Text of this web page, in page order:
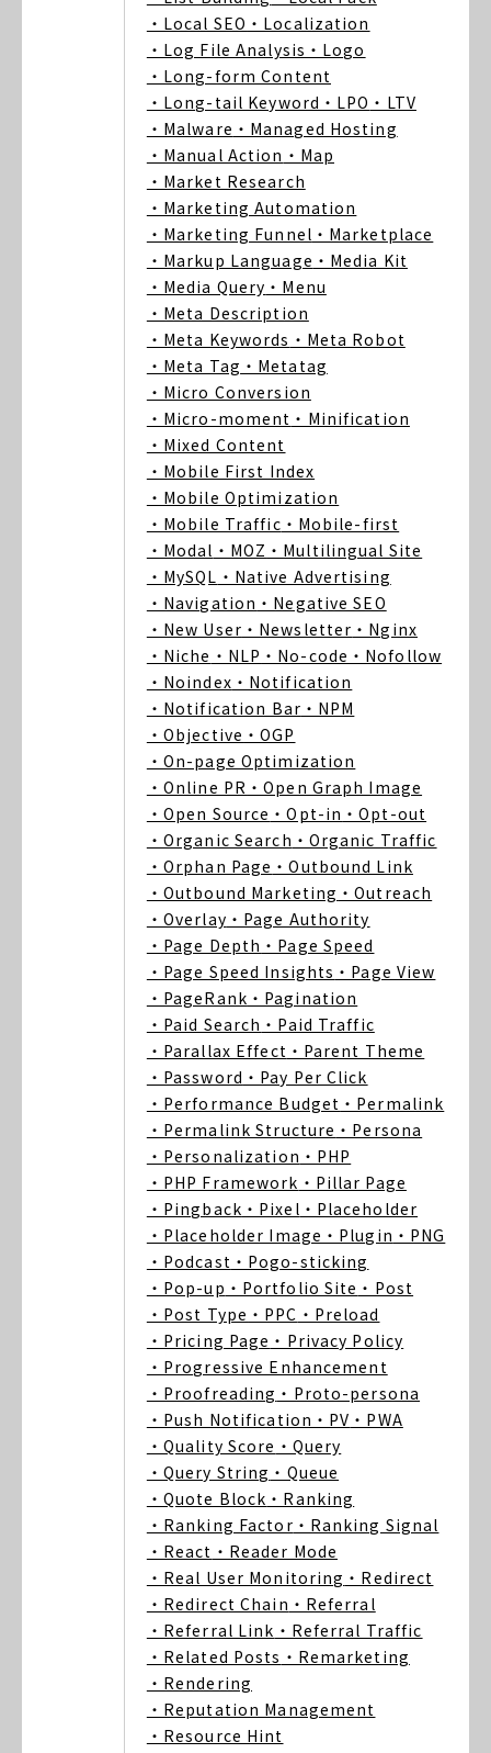
・Local SEO ・Localization
・Log File Analysis ・Logo
・Long-form Content
・Long-tail Keyword ・LPO ・LTV
・Malware ・Managed Hosting
・Manual Action ・Map
・Market Research
・Marketing Automation
・Marketing Funnel ・Marketplace
・Markup Language ・Media Kit
・Media Query ・Menu
・Meta Description
・Meta Keywords ・Meta Robot
・Meta Tag ・Metatag
・Micro Conversion
・Micro-moment ・Minification
・Mixed Content
・Mobile First Index
・Mobile Optimization
・Mobile Traffic ・Mobile-first
・Modal ・MOZ ・Multilingual Site
・MySQL ・Native Advertising
・Navigation ・Negative SEO
・New User ・Newsletter ・Nginx
・Niche ・NLP ・No-code ・Nofollow
・Noindex ・Notification
・Notification Bar ・NPM
・Objective ・OGP
・On-page Optimization
・Online PR ・Open Graph Image
・Open Source ・Opt-in ・Opt-out
・Organic Search ・Organic Traffic
・Orphan Page ・Outbound Link
・Outbound Marketing ・Outreach
・Overlay ・Page Authority
・Page Depth ・Page Speed
・Page Speed Insights ・Page View
・PageRank ・Pagination
・Paid Search ・Paid Traffic
・Parallax Effect ・Parent Theme
・Password ・Pay Per Click
・Performance Budget ・Permalink
・Permalink Structure ・Persona
・Personalization ・PHP
・PHP Framework ・Pillar Page
・Pingback ・Pixel ・Placeholder
・Placeholder Image ・Plugin ・PNG
・Podcast ・Pogo-sticking
・Pop-up ・Portfolio Site ・Post
・Post Type ・PPC ・Preload
・Pricing Page ・Privacy Policy
・Progressive Enhancement
・Proofreading ・Proto-persona
・Push Notification ・PV ・PWA
・Quality Score ・Query
・Query String ・Queue
・Quote Block ・Ranking
・Ranking Factor ・Ranking Signal
・React ・Reader Mode
・Real User Monitoring ・Redirect
・Redirect Chain ・Referral
・Referral Link ・Referral Traffic
・Related Posts ・Remarketing
・Rendering
・Reputation Management
・Resource Hint